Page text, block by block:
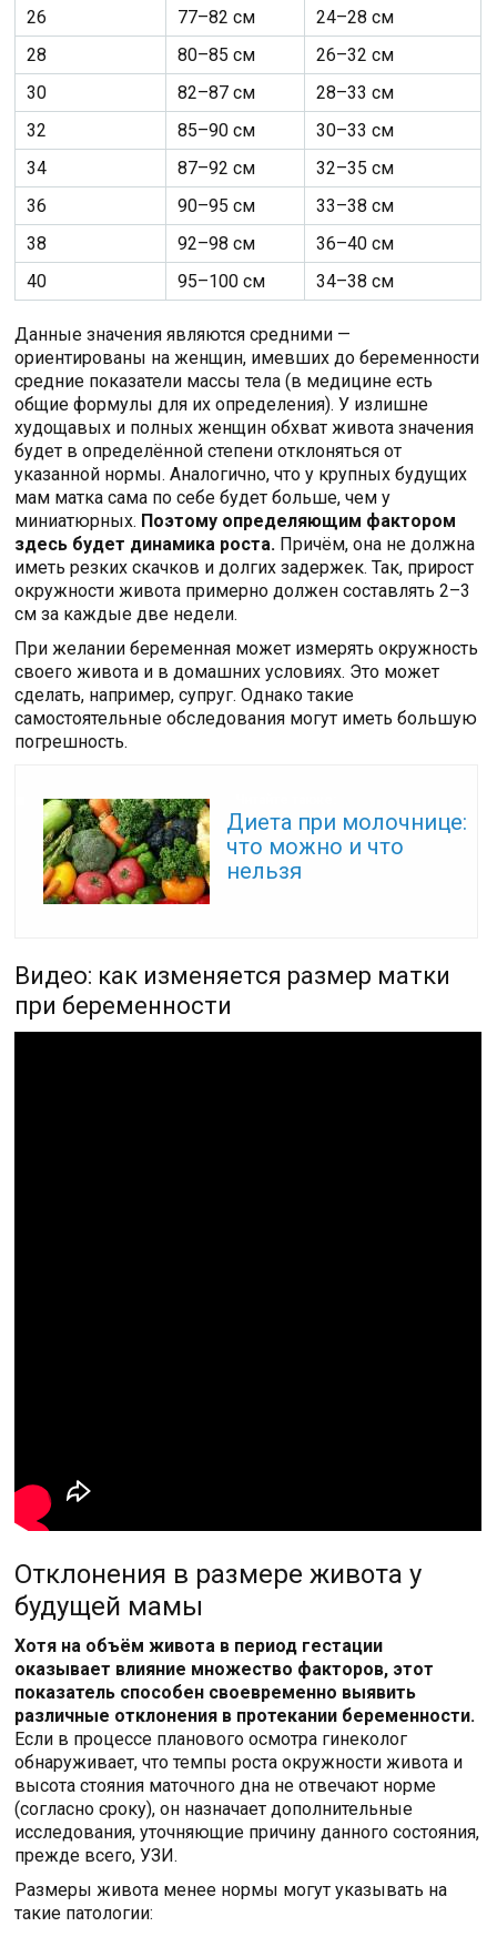
26 77–82 см
24–28 см
28
80–85 см
26–32 см
30
82–87 см
28–33 см
32
85–90 см
30–33 см
34
87–92 см
32–35 см
36
90–95 см
33–38 см
38
92–98 см
36–40 см
40
95–100 см 34–38 см
Данные значения являются средними —
ориентированы на женщин, имевших до беременности
средние показатели массы тела (в медицине есть
общие формулы для их определения). У излишне
худощавых и полных женщин обхват живота значения
будет в определённой степени отклоняться от
указанной нормы. Аналогично, что у крупных будущих
мам матка сама по себе будет больше, чем у
миниатюрных. Поэтому определяющим фактором
здесь будет динамика роста. Причём, она не должна
иметь резких скачков и долгих задержек. Так, прирост
окружности живота примерно должен составлять 2–3
см за каждые две недели.
При желании беременная может измерять окружность
своего живота и в домашних условиях. Это может
сделать, например, супруг. Однако такие
самостоятельные обследования могут иметь большую
погрешность.
Диета при молочнице:
что можно и что
нельзя
Видео: как изменяется размер матки
при беременности
Отклонения в размере живота у
будущей мамы
Хотя на объём живота в период гестации
оказывает влияние множество факторов, этот
показатель способен своевременно выявить
различные отклонения в протекании беременности.
Если в процессе планового осмотра гинеколог
обнаруживает, что темпы роста окружности живота и
высота стояния маточного дна не отвечают норме
(согласно сроку), он назначает дополнительные
исследования, уточняющие причину данного состояния,
прежде всего, УЗИ.
Размеры живота менее нормы могут указывать на
такие патологии: